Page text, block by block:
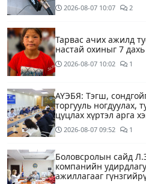
2026-08-07 10:07 2
Тарвас ачих ажилд
настай охиныг 7
2026-08-07 10:02 1
АҮЭБЯ: Тэгш,
торгууль ногдуулах,
цуцлах хүртэл арга
2026-08-07 09:52 1
Боловсролын сайд
компанийн
ажиллагааг